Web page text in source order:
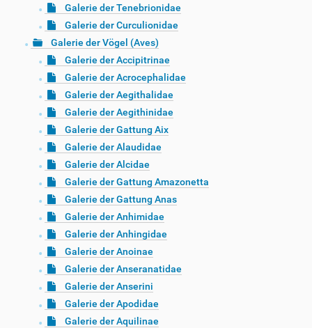
Galerie der Tenebrionidae
Galerie der Curculionidae
Galerie der Vögel (Aves)
Galerie der Accipitrinae
Galerie der Acrocephalidae
Galerie der Aegithalidae
Galerie der Aegithinidae
Galerie der Gattung Aix
Galerie der Alaudidae
Galerie der Alcidae
Galerie der Gattung Amazonetta
Galerie der Gattung Anas
Galerie der Anhimidae
Galerie der Anhingidae
Galerie der Anoinae
Galerie der Anseranatidae
Galerie der Anserini
Galerie der Apodidae
Galerie der Aquilinae